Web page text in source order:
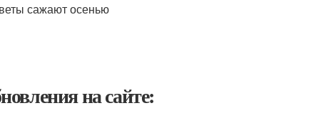
сажают осенью
на сайте: